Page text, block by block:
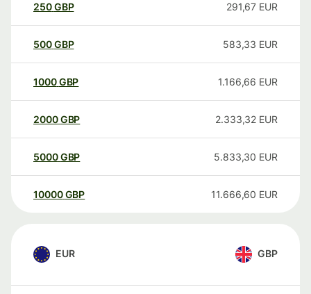
250GBP 291,67 EUR
500GBP 583,33 EUR
1000GBP 1.166,66 EUR
2000GBP 2.333,32 EUR
5000GBP 5.833,30 EUR
10000 GBP 11.666,60 EUR
EUR GBP